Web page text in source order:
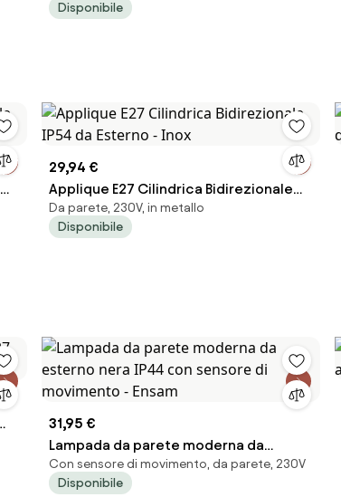
Disponibile
29,94 €
Applique E27 Cilindrica Bidirezionale
IP54 da Esterno - Inox
Da parete, 230V, in metallo
Disponibile
31,95 €
Lampada da parete moderna da
esterno nera IP44 con sensore di
movimento - Ensam
Con sensore di movimento, da parete, 230V
Disponibile